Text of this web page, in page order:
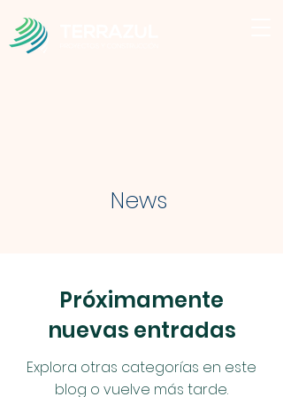
News
Próximamente
nuevas entradas
Explora otras categorías en este
blog o vuelve más tarde.